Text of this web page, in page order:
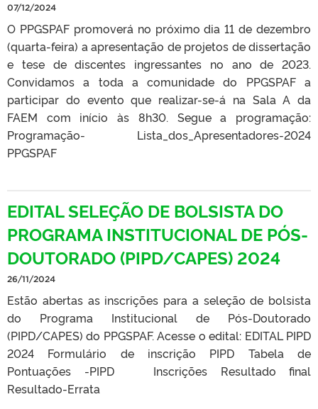
07/12/2024
O PPGSPAF promoverá no próximo dia 11 de dezembro
(quarta-feira) a apresentação de projetos de dissertação
e tese de discentes ingressantes no ano de 2023.
Convidamos a toda a comunidade do PPGSPAF a
participar do evento que realizar-se-á na Sala A da
FAEM com início às 8h30. Segue a programação:
Programação- Lista_dos_Apresentadores-2024
PPGSPAF
EDITAL SELEÇÃO DE BOLSISTA DO
PROGRAMA INSTITUCIONAL DE PÓS-
DOUTORADO (PIPD/CAPES) 2024
26/11/2024
Estão abertas as inscrições para a seleção de bolsista
do Programa Institucional de Pós-Doutorado
(PIPD/CAPES) do PPGSPAF. Acesse o edital: EDITAL PIPD
2024 Formulário de inscrição PIPD Tabela de
Pontuações -PIPD Inscrições Resultado final
Resultado-Errata